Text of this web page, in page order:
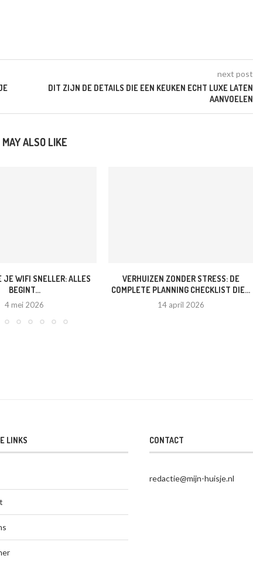
next post
DIT ZIJN DE DETAILS DIE EEN KEUKEN ECHT LUXE LATEN
AANVOELEN
MAY ALSO LIKE
JE WIFI SNELLER: ALLES
BEGINT...
4 mei 2026
VERHUIZEN ZONDER STRESS: DE
COMPLETE PLANNING CHECKLIST DIE...
14 april 2026
LINKS CONTACT
redactie@mijn-huisje.nl